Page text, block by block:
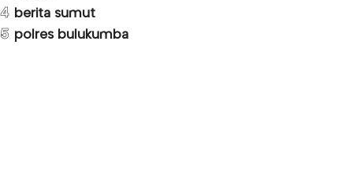
berita sumut
polres bulukumba